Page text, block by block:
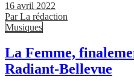
16 avril 2022
ParLa rédaction
Musiques
La Femme,
Radiant-Bellevue